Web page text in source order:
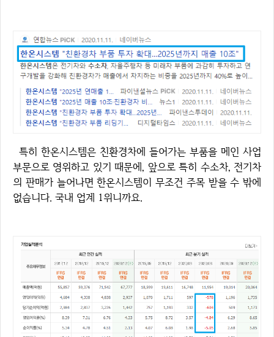
특히 한온시스템은 친환경차에 들어가는 부품을 메인 사업
부문으로 영위하고 있기 때문에, 앞으로 특히 수소차, 전기차
의 판매가 늘어나면 한온시스템이 무조건 주목 받을 수 밖에
없습니다. 국내 업계 1위니까요.